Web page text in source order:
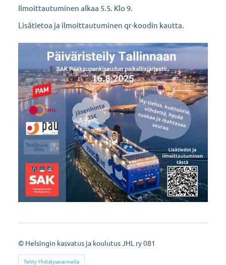
Ilmoittautuminen alkaa 5.5. Klo 9.
Lisätietoa ja ilmoittautuminen qr-koodin kautta.
© Helsingin kasvatus ja koulutus JHL ry 081
Tehty Yhdistysavaimella